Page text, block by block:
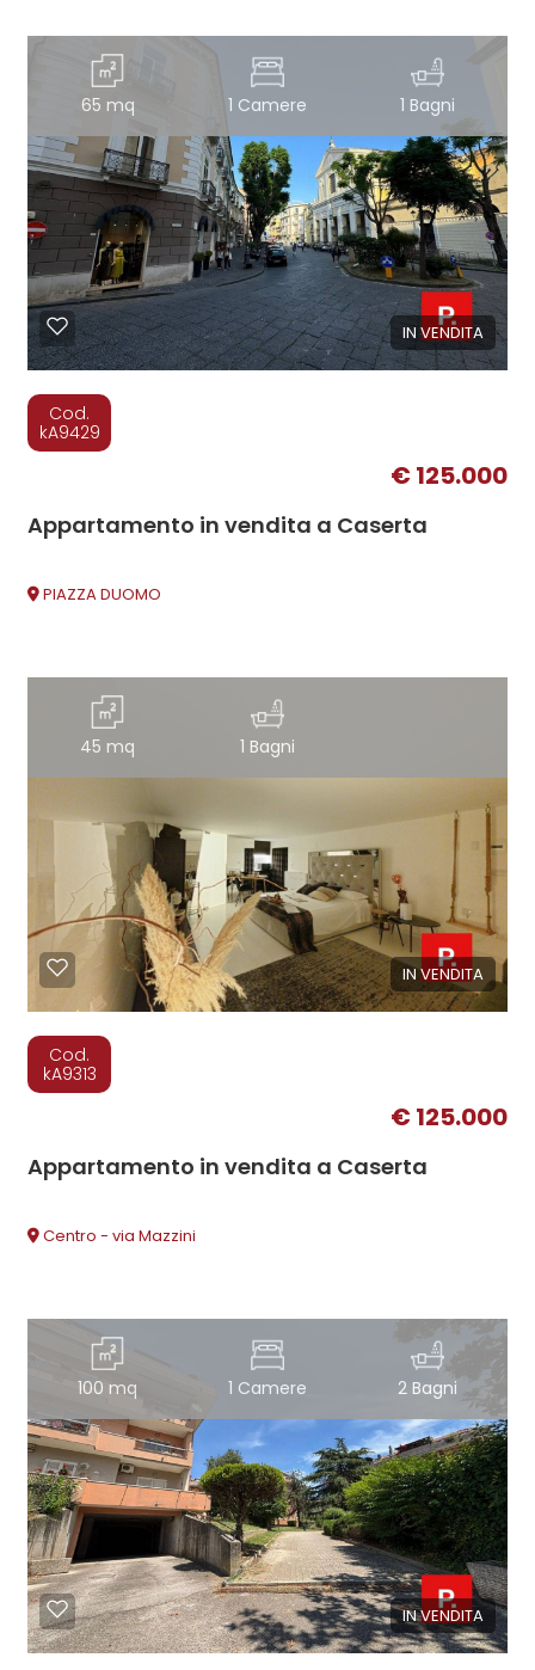
65 mq 1 Camere 1 Bagni
IN VENDITA
Cod.
kA9429
€ 125.000
Appartamento in vendita a Caserta
PIAZZA DUOMO
45 mq 1 Bagni
IN VENDITA
Cod.
kA9313
€ 125.000
Appartamento in vendita a Caserta
Centro - via Mazzini
100 mq 1 Camere 2 Bagni
IN VENDITA